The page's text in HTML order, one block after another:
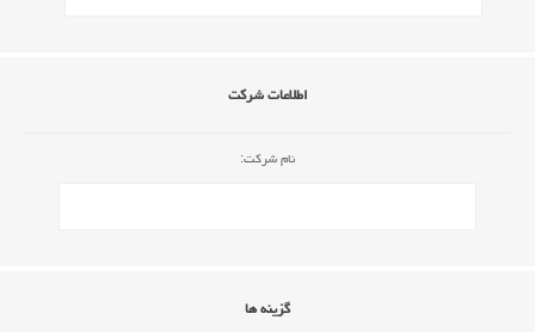
اطلاعات شرکت
نام شرکت:
گزینه ها